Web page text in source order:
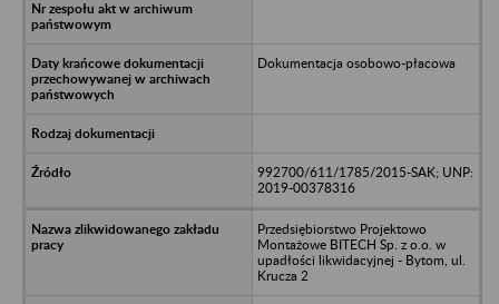
Dokumentacja osobowo-płacowa
992700/611/1785/2015-SAK; UNP:
2019-00378316
Przedsiębiorstwo Projektowo
Montażowe BITECH Sp. z o.o. w
upadłości likwidacyjnej - Bytom, ul.
Krucza 2